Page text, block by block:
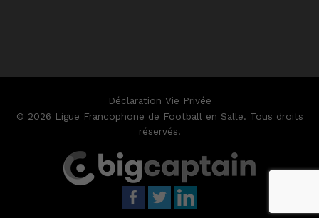
Déclaration Vie Privée
© 2026 Ligue Francophone de Football en Salle. Tous droits
réservés.